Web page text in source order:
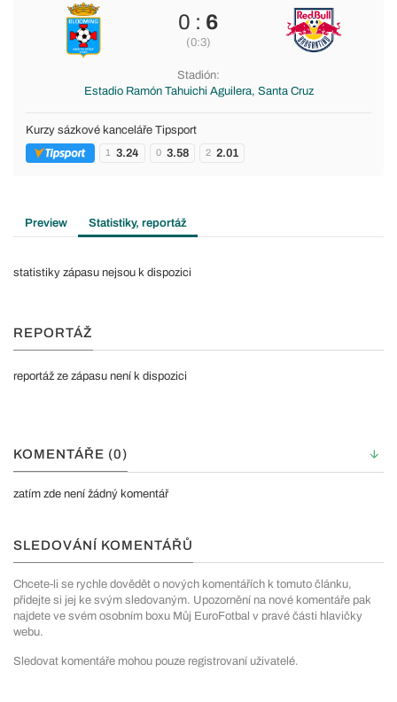
0 : 6
(0:3)
Stadión:
Estadio Ramón Tahuichi Aguilera, Santa Cruz
Kurzy sázkové kanceláře Tipsport
1 3.24 0 3.58 2 2.01
Preview Statistiky, reportáž
statistiky zápasu nejsou k dispozici
REPORTÁŽ
reportáž ze zápasu není k dispozici
KOMENTÁŘE (0)
zatím zde není žádný komentář
SLEDOVÁNÍ KOMENTÁŘŮ
Chcete-li se rychle dovědět o nových komentářích k tomuto článku,
přidejte si jej ke svým sledovaným. Upozornění na nové komentáře pak
najdete ve svém osobním boxu Můj EuroFotbal v pravé části hlavičky
webu.
Sledovat komentáře mohou pouze registrovaní uživatelé.